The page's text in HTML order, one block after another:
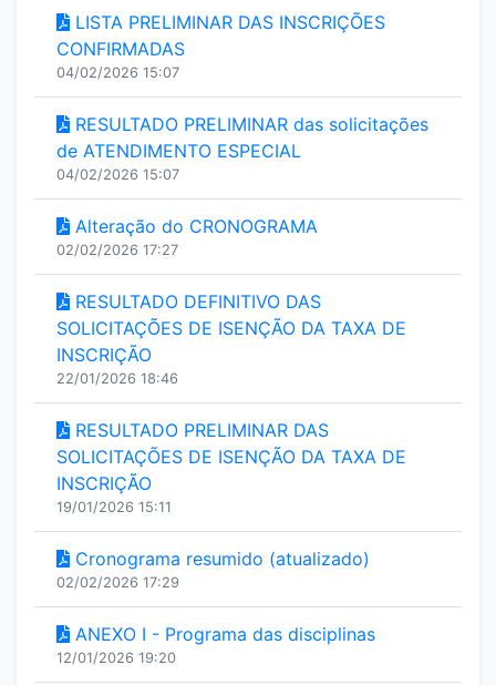
LISTA PRELIMINAR DAS INSCRIÇÕES
CONFIRMADAS
04/02/2026 15:07
RESULTADO PRELIMINAR das solicitações
de ATENDIMENTO ESPECIAL
04/02/2026 15:07
Alteração do CRONOGRAMA
02/02/2026 17:27
RESULTADO DEFINITIVO DAS
SOLICITAÇÕES DE ISENÇÃO DA TAXA DE
INSCRIÇÃO
22/01/2026 18:46
RESULTADO PRELIMINAR DAS
SOLICITAÇÕES DE ISENÇÃO DA TAXA DE
INSCRIÇÃO
19/01/2026 15:11
Cronograma resumido (atualizado)
02/02/2026 17:29
ANEXO I - Programa das disciplinas
12/01/2026 19:20